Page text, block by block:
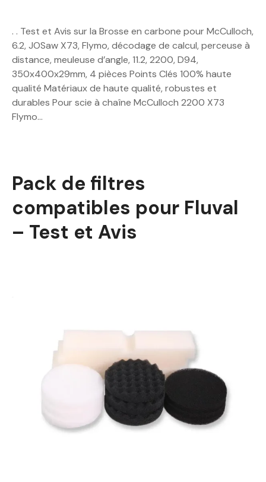
. . Test et Avis sur la Brosse en carbone pour McCulloch,
6.2, JOSaw X73, Flymo, décodage de calcul, perceuse à
distance, meuleuse d’angle, 11.2, 2200, D94,
350x400x29mm, 4 pièces Points Clés 100% haute
qualité Matériaux de haute qualité, robustes et
durables Pour scie à chaîne McCulloch 2200 X73
Flymo…
Pack de filtres
compatibles pour Fluval
– Test et Avis